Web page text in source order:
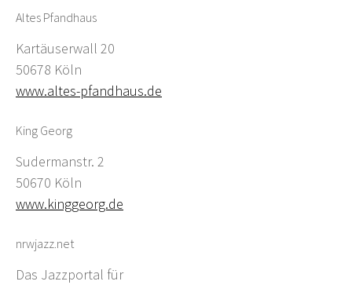
Altes Pfandhaus
Kartäuserwall 20
50678 Köln
www.altes-pfandhaus.de
King Georg
Sudermanstr. 2
50670 Köln
www.kinggeorg.de
nrwjazz.net
Das Jazzportal für